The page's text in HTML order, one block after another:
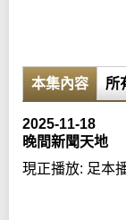
本集內容 所
2025-11-18
晚間新聞天地
現正播放: 足本